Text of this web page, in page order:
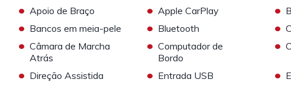
• Apoio de Braço • Apple CarPlay •
• Bancos em meia-pele • Bluetooth •
• Câmara de Marcha
Atrás
• Computador de
Bordo
•
• Direção Assistida • Entrada USB •